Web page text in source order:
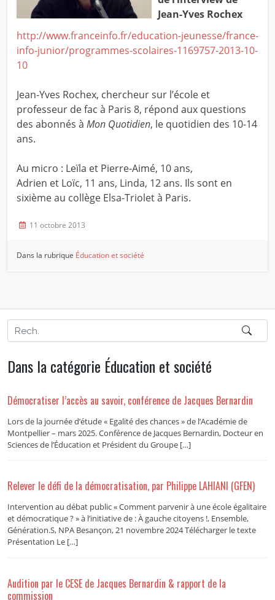
Jean-Yves Rochex
http://www.franceinfo.fr/education-jeunesse/france-
info-junior/programmes-scolaires-1169757-2013-10-
10
Jean-Yves Rochex, chercheur sur l’école et
professeur de fac à Paris 8, répond aux questions
des abonnés à Mon Quotidien, le quotidien des 10-14
ans.
Au micro : Leïla et Pierre-Aimé, 10 ans,
Adrien et Loïc, 11 ans, Linda, 12 ans. Ils sont en
sixième au collège Elsa-Triolet à Paris.
11 octobre 2013
Dans la rubrique Éducation et société
Dans la catégorie Éducation et société
Démocratiser l’accès au savoir, conférence de Jacques Bernardin
Lors de la journée d’étude « Egalité des chances » de l’Académie de
Montpellier – mars 2025. Conférence de Jacques Bernardin, Docteur en
Sciences de l’Éducation et Président du Groupe […]
Relever le défi de la démocratisation, par Philippe LAHIANI (GFEN)
Intervention au débat public « Comment parvenir à une école égalitaire
et démocratique ? » à l’initiative de : À gauche citoyens !, Ensemble,
Génération.S, NPA Besançon, 21 novembre 2024 Télécharger le texte
Présentation Le […]
Audition par le CESE de Jacques Bernardin & rapport de la
commission